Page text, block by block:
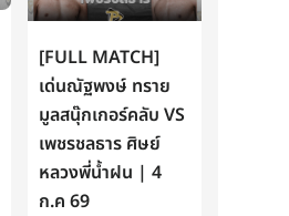
[FULL MATCH]
เด่นณัฐพงษ์ ทราย
มูลสนุ๊กเกอร์คลับ VS
เพชรชลธาร ศิษย์
หลวงพี่น้ำฝน | 4
ก.ค 69